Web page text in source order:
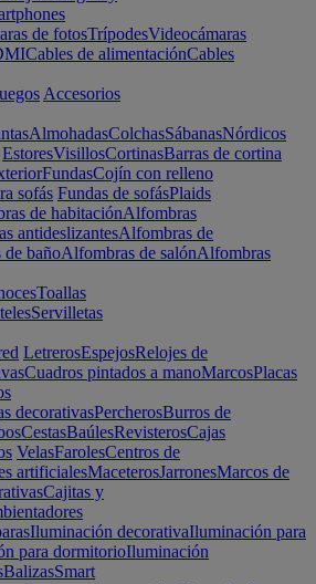
de fotosTrípodesVideocámaras
Cables de alimentaciónCables
Accesorios
AlmohadasColchasSábanasNórdicos
EstoresVisillosCortinasBarras de cortina
FundasCojín con relleno
sofás Fundas de sofásPlaids
de habitaciónAlfombras
antideslizantesAlfombras de
bañoAlfombras de salónAlfombras
Toallas
Servilletas
LetrerosEspejosRelojes de
Cuadros pintados a manoMarcosPlacas
decorativasPercherosBurros de
CestasBaúlesRevisterosCajas
VelasFarolesCentros de
artificialesMaceterosJarronesMarcos de
Cajitas y
Iluminación decorativaIluminación para
para dormitorioIluminación
BalizasSmart